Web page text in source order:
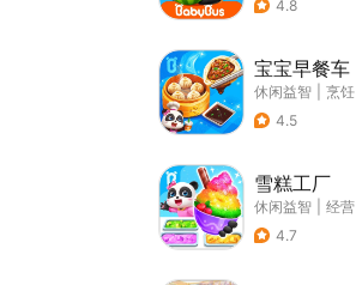
4.8
宝宝早餐车
休闲益智 烹饪
4.5
雪糕工厂
休闲益智 经营
4.7